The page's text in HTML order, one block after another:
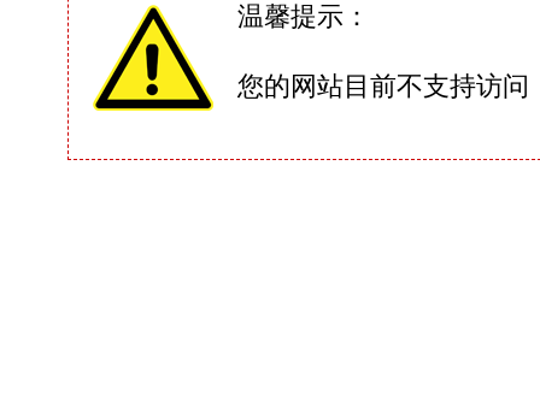
温馨提示：
您的网站目前不支持访